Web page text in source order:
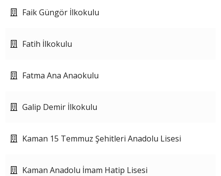
Faik Güngör İlkokulu
Fatih İlkokulu
Fatma Ana Anaokulu
Galip Demir İlkokulu
Kaman 15 Temmuz Şehitleri Anadolu Lisesi
Kaman Anadolu İmam Hatip Lisesi